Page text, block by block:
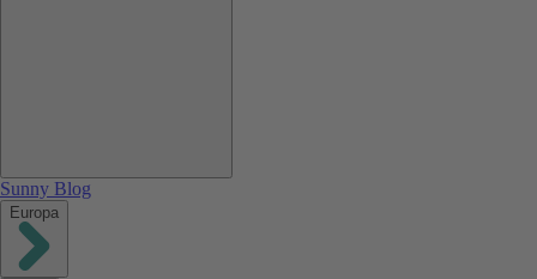
Sunny Blog
Europa